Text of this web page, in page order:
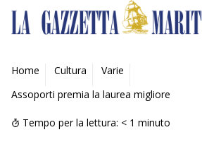
AMBIENTE
MOBILITÀ
INDUSTRIA
Home Cultura
Varie
Assoporti premia la laurea migliore
Tempo per la lettura: < 1 minuto